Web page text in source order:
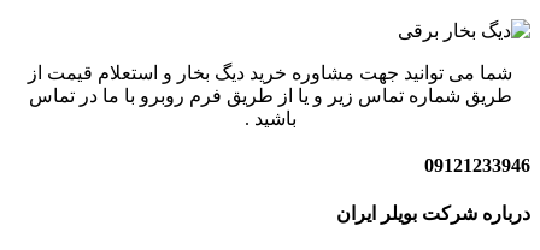
شما می توانید جهت مشاوره خرید دیگ بخار و استعلام قیمت از
طریق شماره تماس زیر و یا از طریق فرم روبرو با ما در تماس
باشید .
09121233946
درباره شرکت بویلر ایران